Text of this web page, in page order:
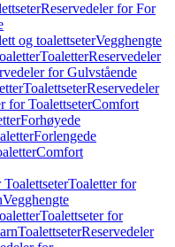
Reservedeler for For
og toalettseterVegghengte
ToaletterReservedeler
for Gulvstående
ToalettseterReservedeler
for ToalettseterComfort
Forhøyede
Forlengede
Comfort
Toaletter for
Vegghengte
Toalettseter for
ToalettseterReservedeler